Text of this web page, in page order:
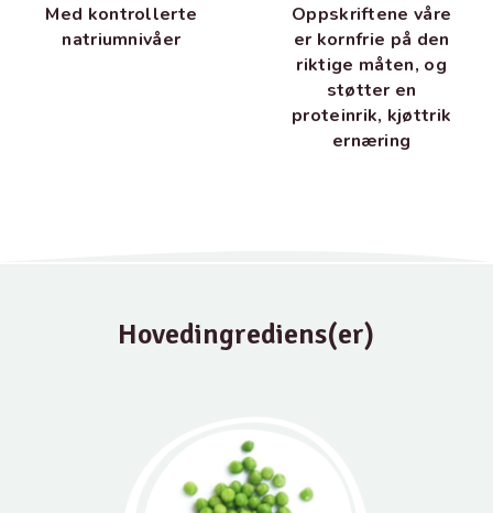
Med kontrollerte
natriumnivåer
Oppskriftene våre
er kornfrie på den
riktige måten, og
støtter en
proteinrik, kjøttrik
ernæring
Hovedingrediens(er)